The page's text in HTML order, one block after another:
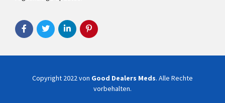
Copyright 2022 von Good Dealers Meds. Alle Rechte
vorbehalten.